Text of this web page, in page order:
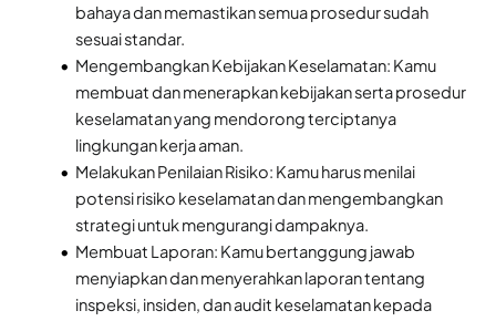
bahaya dan memastikan semua prosedur sudah
sesuai standar.
Mengembangkan Kebijakan Keselamatan: Kamu
membuat dan menerapkan kebijakan serta prosedur
keselamatan yang mendorong terciptanya
lingkungan kerja aman.
Melakukan Penilaian Risiko: Kamu harus menilai
potensi risiko keselamatan dan mengembangkan
strategi untuk mengurangi dampaknya.
Membuat Laporan: Kamu bertanggung jawab
menyiapkan dan menyerahkan laporan tentang
inspeksi, insiden, dan audit keselamatan kepada